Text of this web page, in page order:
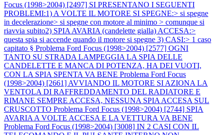
Focus (1998>2004) [2497] SI PRESENTANO I SEGUENTI
PROBLEMI:1) A VOLTE IL MOTORE SI SPEGNE:> si spegne
in decelerazione> si spegne con motore al minimo > comunque si
riavvia subito2) SPIA AVARIA (candelette gialla) ACCESA:>
questa spia si accende quando il motore si spegne 3) CASI:> 1 caso
capitato § Problema Ford Focus (1998>2004) [2577] OGNI
TANTO SU STRADA LAMPEGGIA LA SPIA DELLE
CANDELETTE E MANCA DI POTENZA, HA DEI VUOTI,
CON LA SPIA SPENTA VA BENE Problema Ford Focus
(1998>2004) [2661] AVVIANDO IL MOTORE SI AZIONA LA
VENTOLA DI RAFFREDDAMENTO DEL RADIATORE E
RIMANE SEMPRE ACCESA, NESSUNA SPIA ACCESA SUL
CRUSCOTTO Problema Ford Focus (1998>2004) [2744] SPIA
AVARIA A VOLTE ACCESA E LA VETTURA VA BENE
Problema Ford Focus (1998>2004) [3008] IN 2 CASI CON IL